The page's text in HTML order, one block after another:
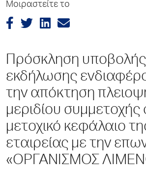
Μοιραστείτε το
Πρόσκληση υποβολής
εκδήλωσης
την απόκτηση
μεριδίου συμμετοχής
μετοχικό κεφάλαιο
εταιρείας με την
«ΟΡΓΑΝΙΣΜΟΣ